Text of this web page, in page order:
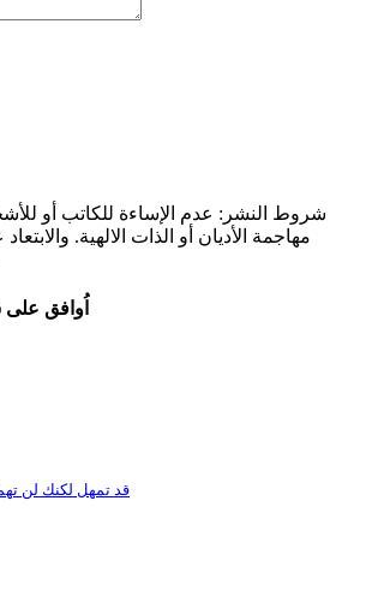
شروط النشر: عدم الإساءة للكاتب أو
مهاجمة الأديان أو الذات الالهية.
اُوافق